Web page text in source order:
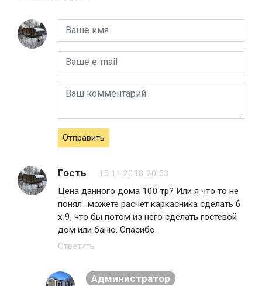
Отправить
Гость
15.11.2018 20:53
Цена данного дома 100 тр? Или я что то не
понял ..можете расчет каркасника сделать 6
х 9, что бы потом из него сделать гостевой
дом или баню. Спасибо.
Ответить
Администратор